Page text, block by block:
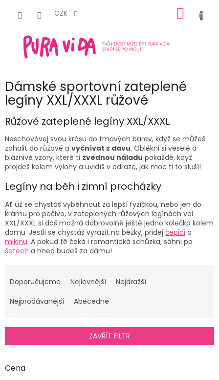
CZK
KOŠÍK
Dámské sportovní zateplené
legíny XXL/XXXL růžové
Růžové zateplené legíny XXL/XXXL
Neschovávej svou krásu do tmavých barev, když se můžeš
zahalit do růžové a vyčnívat z davu. Oblékni si veselé a
bláznivé vzory, které ti zvednou náladu pokaždé, když
projdeš kolem výlohy a uvidíš v odraze, jak moc ti to sluší!
Legíny na běh i zimní procházky
Ať už se chystáš vyběhnout za lepší fyzičkou, nebo jen do
krámu pro pečivo, v zateplených růžových legínách vel.
XXL/XXXL si dáš možná dobrovolně ještě jedno kolečko kolem
domu. Jestli se chystáš vyrazit na běžky, přidej čepici a
mikinu. A pokud tě čeká i romantická schůzka, sáhni po
šatech a hned budeš za dámu!
a
e
í
r
d
Doporučujeme Nejlevnější
Nejdražší
Nejprodávanější
Abecedně
ZAVŘÍT FILTR
Cena